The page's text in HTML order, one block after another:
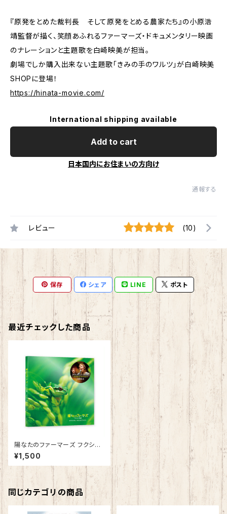
『原発をとめた裁判長 そして原発をとめる農家たち』の小原浩
靖監督が描く、笑顔あふれるファーマーズ・ドキュメンタリー映画
のナレーションと主題歌を白崎映美が担当。
劇場でしか購入出来ない主題歌「きみの手のワルツ」が白崎映美
SHOPに登場！
https://hinata-movie.com/
International shipping available
Add to cart
日本国内にお住まいの方向け
通報する
レビュー (10)
保存 シェア LINE ポスト
最近チェックした商品
陽なたのファーマーズ フクシマ
と希望 主題歌「きみの手のワル
ツ」
¥1,500
同じカテゴリの商品